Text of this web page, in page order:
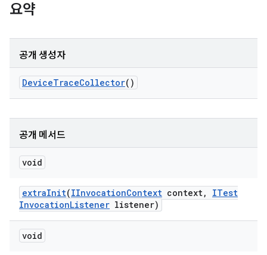
요약
공개 생성자
DeviceTraceCollector()
공개 메서드
void
extraInit(IInvocationContext context,
ITest
InvocationListener listener)
void